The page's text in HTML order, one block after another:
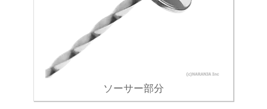
ソーサー部分